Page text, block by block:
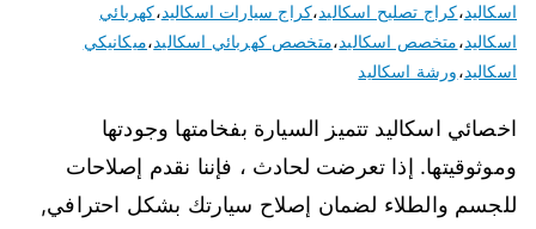
اسكاليد،كراج تصليح اسكاليد،كراج سيارات اسكاليد،كهربائي
اسكاليد،متخصص اسكاليد،متخصص كهربائي اسكاليد،ميكانيكي
اسكاليد،ورشة اسكاليد
اخصائي اسكاليد تتميز السيارة بفخامتها وجودتها
وموثوقيتها. إذا تعرضت لحادث ، فإننا نقدم إصلاحات
للجسم والطلاء لضمان إصلاح سيارتك بشكل احترافي,